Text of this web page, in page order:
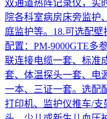
双通道热阵记录仪，实
院各科室病房床旁监护
庭监护等。18.可选配
配置：PM-9000GTE多
联连接电缆一套、标准
套、体温探头一套、电
一本、三证一套。选配
打印机、监护仪推车/